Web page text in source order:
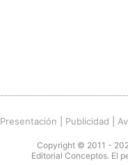
Presentación Publicidad
Copyright © 2011 -
Editorial Conceptos. El